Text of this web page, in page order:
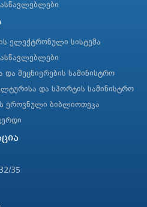
ელექტრონული სისტემა
მეცნიერების სამინისტრო
და სპორტის სამინისტრო
ეროვნული ბიბლიოთეკა
35